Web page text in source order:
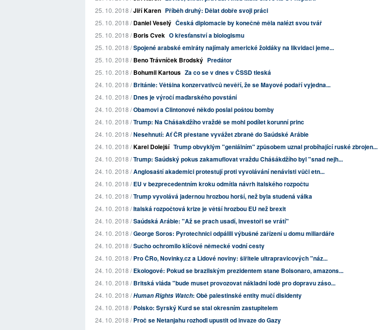
25. 10. 2018 /Jiří Karen Příběh druhý: Dělat dobře svoji práci
25. 10. 2018 /Daniel Veselý Česká diplomacie by konečně měla nalézt svou tvář
25. 10. 2018 /Boris Cvek O křesťanství a biologismu
25. 10. 2018 /Spojené arabské emiráty najímaly americké žoldáky na likvidaci jeme...
25. 10. 2018 /Beno Trávníček Brodský Predátor
25. 10. 2018 /Bohumil Kartous Za co se v dnes v ČSSD tleská
24. 10. 2018 /Británie: Většina konzervativců nevěří, že se Mayové podaří vyjedna...
24. 10. 2018 /Dnes je výročí maďarského povstání
24. 10. 2018 /Obamovi a Clintonové někdo poslal poštou bomby
24. 10. 2018 /Trump: Na Chášakdžího vraždě se mohl podílet korunní princ
24. 10. 2018 /Nesehnutí: Ať ČR přestane vyvážet zbraně do Saúdské Arábie
24. 10. 2018 /Karel Dolejší Trump obvyklým "geniálním" způsobem uznal probíhající ruské zbrojen...
24. 10. 2018 /Trump: Saúdský pokus zakamuflovat vraždu Chášákdžího byl "snad nejh...
24. 10. 2018 /Anglosaští akademici protestují proti vyvolávání nenávisti vůči etn...
24. 10. 2018 /EU v bezprecedentním kroku odmítla návrh italského rozpočtu
24. 10. 2018 /Trump vyvolává jadernou hrozbou horší, než byla studená válka
24. 10. 2018 /Italská rozpočtová krize je větší hrozbou EU než brexit
24. 10. 2018 /Saúdská Arábie: "Až se prach usadí, investoři se vrátí"
24. 10. 2018 /George Soros: Pyrotechnici odpálili výbušné zařízení u domu miliardáře
24. 10. 2018 /Sucho ochromilo klíčové německé vodní cesty
24. 10. 2018 /Pro ČRo, Novinky.cz a Lidové noviny: šiřitele ultrapravicových "náz...
24. 10. 2018 /Ekologové: Pokud se brazilským prezidentem stane Bolsonaro, amazons...
24. 10. 2018 /Britská vláda "bude muset provozovat nákladní lodě pro dopravu záso...
24. 10. 2018 /Human Rights Watch: Obě palestinské entity mučí disidenty
24. 10. 2018 /Polsko: Syrský Kurd se stal okresním zastupitelem
24. 10. 2018 /Proč se Netanjahu rozhodl upustit od invaze do Gazy